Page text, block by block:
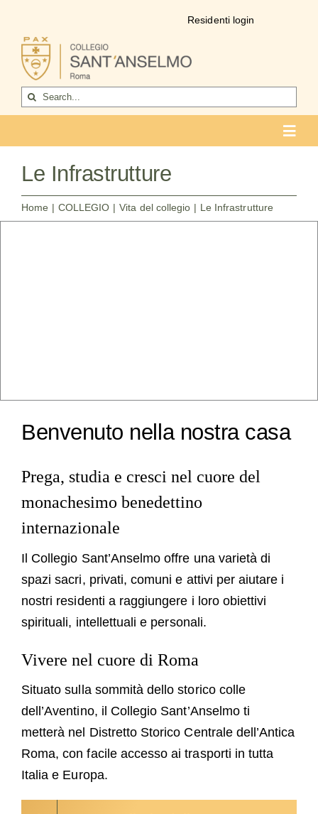
contenuto
Residenti login
Cerca
per:
COLLEGIO
Chi siamo
Le Infrastrutture
Home COLLEGIO Vita del collegio Le Infrastrutture
Benvenuto nella nostra casa
Prega, studia e cresci nel cuore del
monachesimo benedettino
internazionale
Il Collegio Sant’Anselmo offre una varietà di
spazi sacri, privati, comuni e attivi per aiutare i
nostri residenti a raggiungere i loro obiettivi
spirituali, intellettuali e personali.
Vivere nel cuore di Roma
Situato sulla sommità dello storico colle
dell’Aventino, il Collegio Sant’Anselmo ti
metterà nel Distretto Storico Centrale dell’Antica
Roma, con facile accesso ai trasporti in tutta
Italia e Europa.